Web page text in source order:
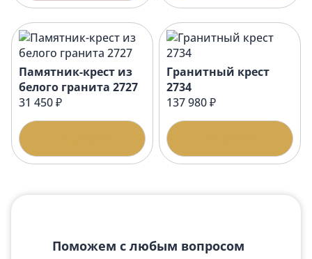
Памятник-крест из
белого гранита 2727
31 450 ₽
Гранитный крест
2734
137 980 ₽
Поможем с любым вопросом